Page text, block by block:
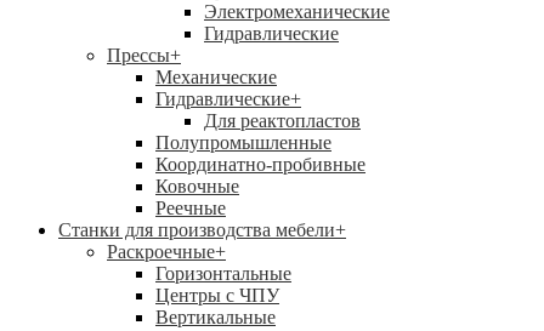
Электромеханические
Гидравлические
Прессы+
Механические
Гидравлические+
Для реактопластов
Полупромышленные
Координатно-пробивные
Ковочные
Реечные
Станки для производства мебели+
Раскроечные+
Горизонтальные
Центры с ЧПУ
Вертикальные